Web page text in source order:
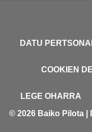
DATU
COOKIEN
LEGE OHARRA
© 2026 Baiko Pilota |